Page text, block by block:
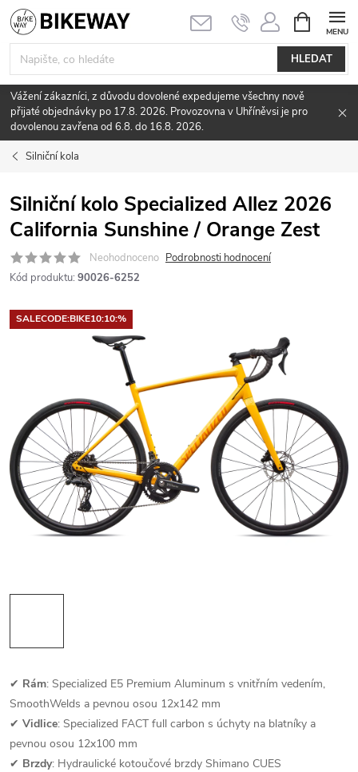
Přejít
na
obsah
HLEDAT
NÁKUPNÍ
KOŠÍK
Vážení zákazníci, z důvodu dovolené expedujeme všechny nově
přijaté objednávky po 17.8. 2026. Provozovna v Uhříněvsi je pro
dovolenou zavřena od 6.8. do 16.8. 2026.
Silniční kola
Silniční kolo Specialized Allez 2026
California Sunshine / Orange Zest
Neohodnoceno Podrobnosti hodnocení
Kód produktu: 90026-6252
SALECODE:BIKE10:10:%
✔ Rám: Specialized E5 Premium Aluminum s vnitřním vedením,
SmoothWelds a pevnou osou 12x142 mm
✔ Vidlice: Specialized FACT full carbon s úchyty na blatníky a
pevnou osou 12x100 mm
✔ Brzdy: Hydraulické kotoučové brzdy Shimano CUES